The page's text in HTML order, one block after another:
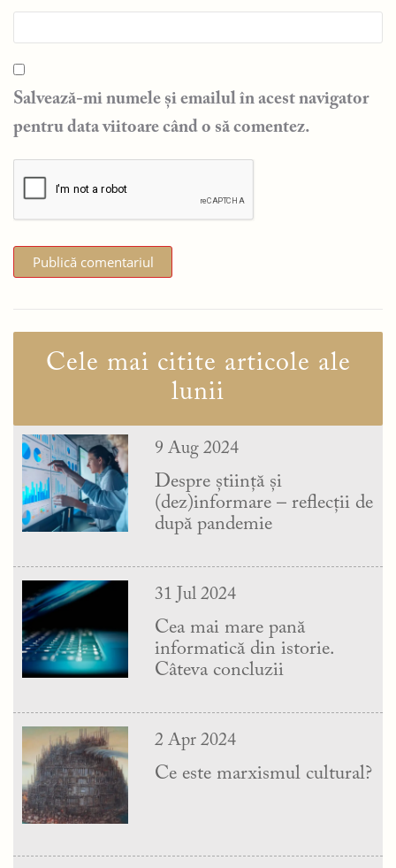
Salvează-mi numele și emailul în acest navigator
pentru data viitoare când o să comentez.
Cele mai citite articole ale
lunii
9 Aug 2024
Despre știință și
(dez)informare – reflecții de
după pandemie
31 Jul 2024
Cea mai mare pană
informatică din istorie.
Câteva concluzii
2 Apr 2024
Ce este marxismul cultural?